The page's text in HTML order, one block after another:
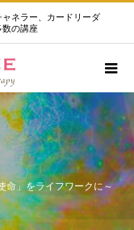
ネラー、カードリーダ
数の講座
命」をライフワークに～